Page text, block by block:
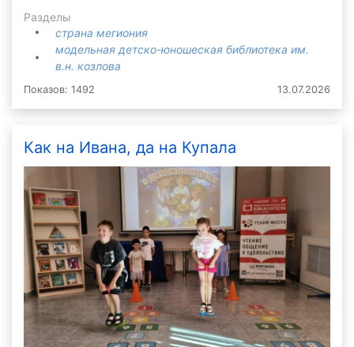
Разделы
страна мегиония
модельная детско-юношеская библиотека им.
в.н. козлова
Показов: 1492 13.07.2026
Как на Ивана, да на Купала